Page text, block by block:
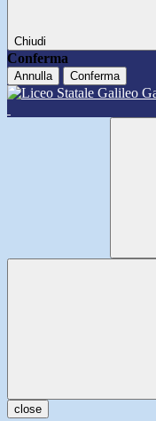
Chiudi
Conferma
Annulla Conferma
close